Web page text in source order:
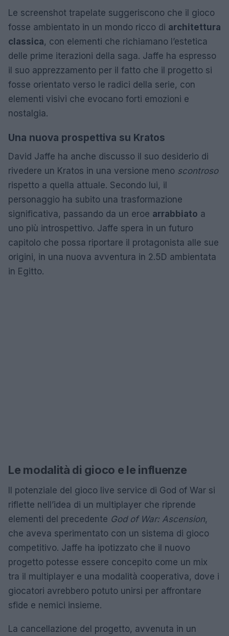
Le screenshot trapelate suggeriscono che il gioco
fosse ambientato in un mondo ricco di architettura
classica, con elementi che richiamano l’estetica
delle prime iterazioni della saga. Jaffe ha espresso
il suo apprezzamento per il fatto che il progetto si
fosse orientato verso le radici della serie, con
elementi visivi che evocano forti emozioni e
nostalgia.
Una nuova prospettiva su Kratos
David Jaffe ha anche discusso il suo desiderio di
rivedere un Kratos in una versione meno scontroso
rispetto a quella attuale. Secondo lui, il
personaggio ha subito una trasformazione
significativa, passando da un eroe arrabbiato a
uno più introspettivo. Jaffe spera in un futuro
capitolo che possa riportare il protagonista alle sue
origini, in una nuova avventura in 2.5D ambientata
in Egitto.
Le modalità di gioco e le influenze
Il potenziale del gioco live service di God of War si
riflette nell’idea di un multiplayer che riprende
elementi del precedente God of War: Ascension,
che aveva sperimentato con un sistema di gioco
competitivo. Jaffe ha ipotizzato che il nuovo
progetto potesse essere concepito come un mix
tra il multiplayer e una modalità cooperativa, dove i
giocatori avrebbero potuto unirsi per affrontare
sfide e nemici insieme.
La cancellazione del progetto, avvenuta in un